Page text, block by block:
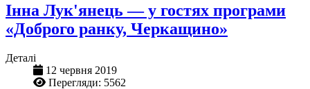
Інна Лук'янець — у гостях програми
«Доброго ранку, Черкащино»
Деталі
12 червня 2019
Перегляди: 5562